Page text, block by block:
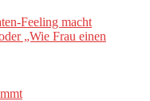
Feeling macht
„Wie Frau einen